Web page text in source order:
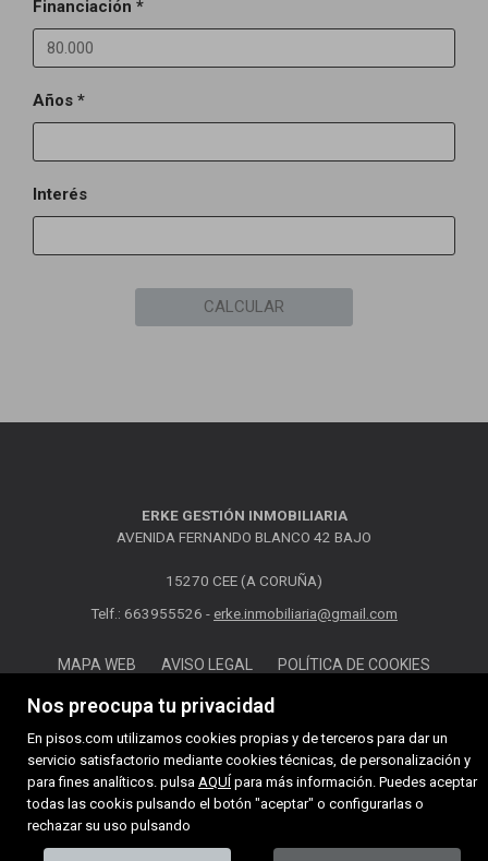
Nos preocupa tu privacidad
En pisos.com utilizamos cookies propias y de terceros para dar un
servicio satisfactorio mediante cookies técnicas, de personalización y
para fines analíticos. pulsa AQUÍ para más información. Puedes aceptar
todas las cookis pulsando el botón "aceptar" o configurarlas o
rechazar su uso pulsando
Financiación *
Años *
Interés
CALCULAR
ERKE GESTIÓN INMOBILIARIA
AVENIDA FERNANDO BLANCO 42 BAJO
15270 CEE (A CORUÑA)
Telf.: 663955526 - erke.inmobiliaria@gmail.com
MAPA WEB AVISO LEGAL POLÍTICA DE COOKIES